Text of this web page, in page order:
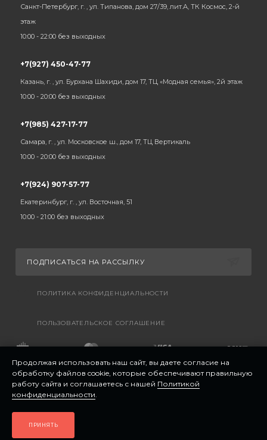
Санкт-Петербург, г. , ул. Типанова, дом 27/39, лит.А, ТК Космос, 2-й
этаж
10:00 - 22:00 без выходных
+7(927) 450-47-77
Казань, г. , ул. Бурхана Шахиди, дом 17, ТЦ «Модная семья», 2й этаж
10:00 - 20:00 без выходных
+7(985) 427-17-77
Самара, г. , ул. Московское ш., дом 17, ТЦ Вертикаль
10:00 - 20:00 без выходных
+7(924) 907-57-77
Екатеринбург, г. , ул. Восточная, 51
10:00 - 21:00 без выходных
ПОДПИСАТЬСЯ НА РАССЫЛКУ
ПОЛИТИКА КОНФИДЕНЦИАЛЬНОСТИ
ПОЛЬЗОВАТЕЛЬСКОЕ СОГЛАШЕНИЕ
Продолжая использовать наш сайт, вы даете согласие на
обработку файлов cookie, которые обеспечивают правильную
работу сайта и соглашаетесь с нашей Политикой
конфиденциальности.
ПРИНЯТЬ